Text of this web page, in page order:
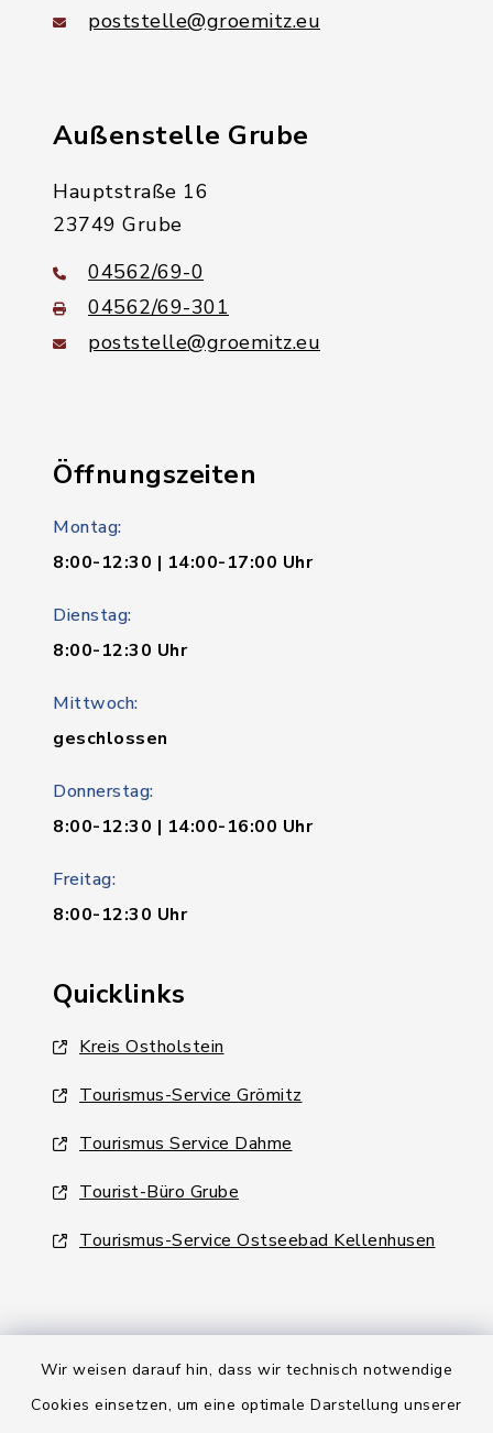
Wir weisen darauf hin, dass wir technisch notwendige
Cookies einsetzen, um eine optimale Darstellung unserer
poststelle@groemitz.eu
Außenstelle Grube
Hauptstraße 16
23749 Grube
04562/69-0
04562/69-301
poststelle@groemitz.eu
Öffnungszeiten
Montag:
8:00-12:30 | 14:00-17:00 Uhr
Dienstag:
8:00-12:30 Uhr
Mittwoch:
geschlossen
Donnerstag:
8:00-12:30 | 14:00-16:00 Uhr
Freitag:
8:00-12:30 Uhr
Quicklinks
Kreis Ostholstein
Tourismus-Service Grömitz
Tourismus Service Dahme
Tourist-Büro Grube
Tourismus-Service Ostseebad Kellenhusen
Kontakt